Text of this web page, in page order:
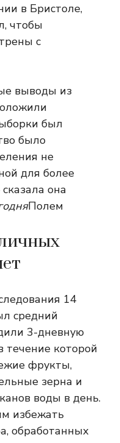
в Бристоле,
чтобы
с
выводы из
был
было
не
для более
она
Полем
14
средний
3-дневную
течение которой
фрукты,
зерна и
воды в день.
избежать
обработанных